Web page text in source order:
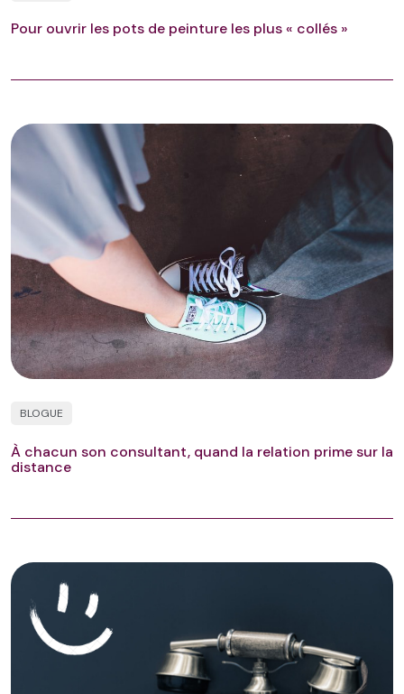
Pour ouvrir les pots de peinture les plus « collés »
BLOGUE
À chacun son consultant, quand la relation prime sur la
distance